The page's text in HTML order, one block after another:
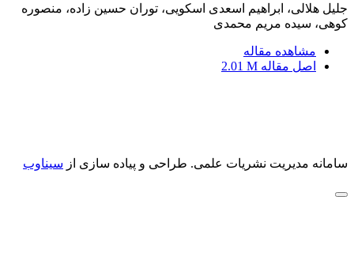
جلیل هلالی، ابراهیم اسعدی اسکویی، توران حسین زاده، منصوره
کوهی، سیده مریم محمدی
مشاهده مقاله
اصل مقاله 2.01 M
سامانه مدیریت نشریات علمی. طراحی و پیاده سازی از سیناوب